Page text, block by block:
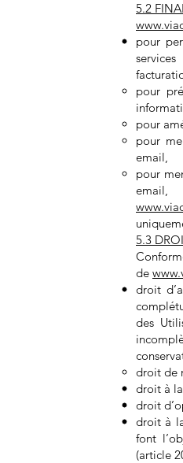
5.2
pour
pour
pour
pour
email,
pour
email,
5.3
de
droit
des
droit de
droit à
droit
droit à
font
(article